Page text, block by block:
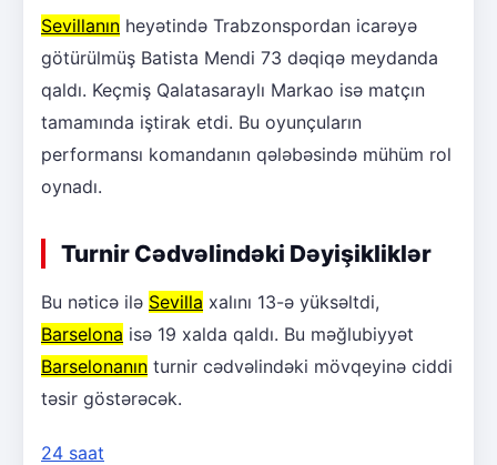
Sevillanın heyətində Trabzonspordan icarəyə
götürülmüş Batista Mendi 73 dəqiqə meydanda
qaldı. Keçmiş Qalatasaraylı Markao isə matçın
tamamında iştirak etdi. Bu oyunçuların
performansı komandanın qələbəsində mühüm rol
oynadı.
Turnir Cədvəlindəki Dəyişikliklər
Bu nəticə ilə Sevilla xalını 13-ə yüksəltdi,
Barselona isə 19 xalda qaldı. Bu məğlubiyyət
Barselonanın turnir cədvəlindəki mövqeyinə ciddi
təsir göstərəcək.
24 saat